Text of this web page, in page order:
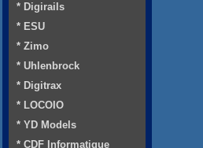
* Digirails
* ESU
* Zimo
* Uhlenbrock
* Digitrax
* LOCOIO
* YD Models
* CDF Informatique